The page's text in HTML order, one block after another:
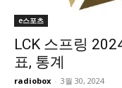
e스포츠
LCK 스프링
표, 통계
radiobox - 3월 30, 2024